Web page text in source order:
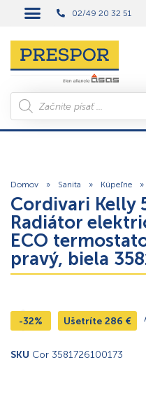
02/49 20 32 51
Domov » Sanita » Kúpeľne »
Cordivari Kelly
Radiátor
ECO
pravý, biela
-32% Ušetríte 286 €
SKU Cor 3581726100173